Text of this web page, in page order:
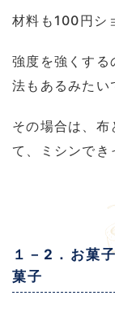
材料も100円シ
強度を強くする
法もあるみたい
その場合は、
て、ミシンでき
１－2．お菓
菓子